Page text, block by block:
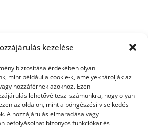
kezelése
biztosítása érdekében olyan
mint például a cookie-k, amelyek tárolják az
hozzáférnek azokhoz. Ezen
lehetővé teszi számunkra, hogy olyan
az oldalon, mint a böngészési viselkedés
A hozzájárulás elmaradása vagy
befolyásolhat bizonyos funkciókat és